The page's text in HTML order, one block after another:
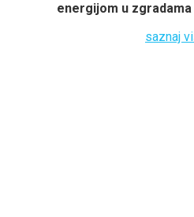
energijom u zgradama
saznaj